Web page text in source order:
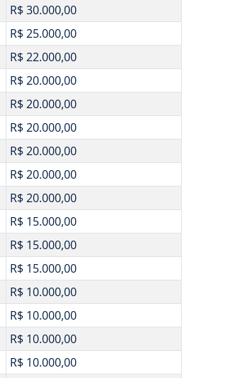
R$ 30.000,00
R$ 25.000,00
R$ 22.000,00
R$ 20.000,00
R$ 20.000,00
R$ 20.000,00
R$ 20.000,00
R$ 20.000,00
R$ 20.000,00
R$ 15.000,00
R$ 15.000,00
R$ 15.000,00
R$ 10.000,00
R$ 10.000,00
R$ 10.000,00
R$ 10.000,00